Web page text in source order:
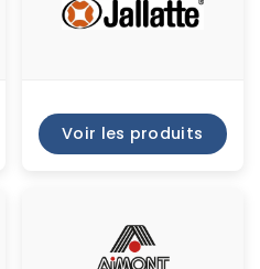
Voir les produits